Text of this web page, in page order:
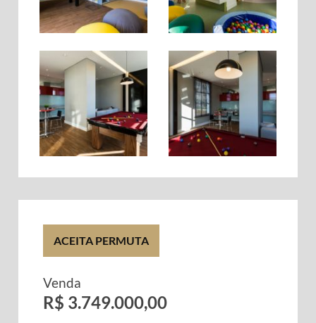
ACEITA PERMUTA
Venda
R$ 3.749.000,00